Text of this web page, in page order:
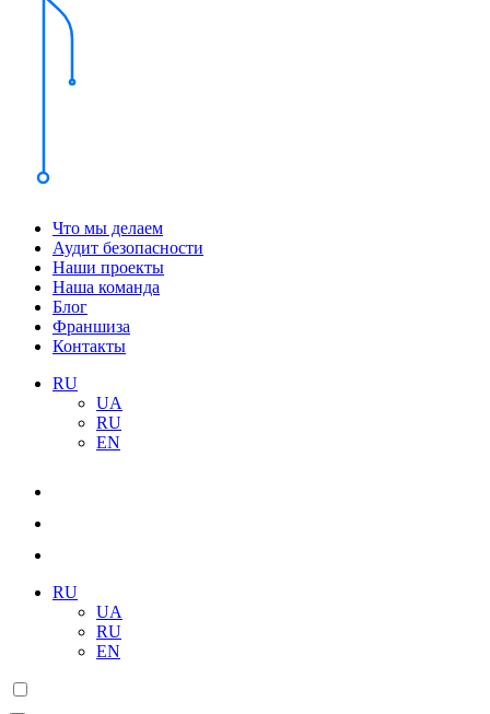
Что мы делаем
Аудит безопасности
Наши проекты
Наша команда
Блог
Франшиза
Контакты
RU
UA
RU
EN
RU
UA
RU
EN